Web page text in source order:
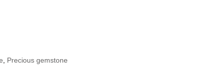
, Precious gemstone